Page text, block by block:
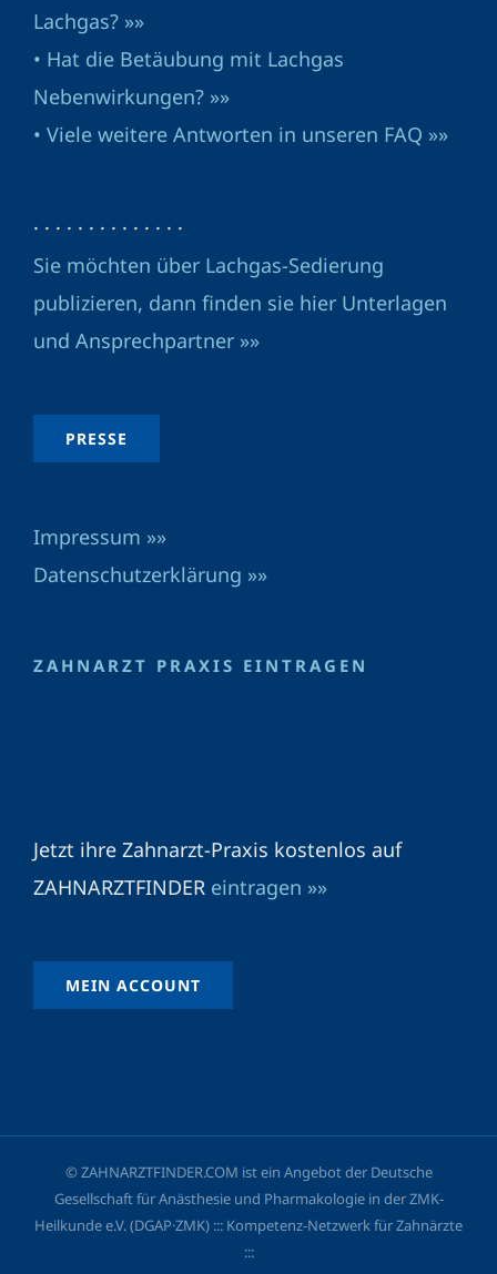
Lachgas? »»
• Hat die Betäubung mit Lachgas
Nebenwirkungen? »»
• Viele weitere Antworten in unseren FAQ »»
· · · · · · · · · · · · · ·
Sie möchten über Lachgas-Sedierung
publizieren, dann finden sie hier Unterlagen
und Ansprechpartner »»
PRESSE
Impressum »»
Datenschutzerklärung »»
ZAHNARZT PRAXIS EINTRAGEN
Jetzt ihre Zahnarzt-Praxis kostenlos auf
ZAHNARZTFINDER eintragen »»
MEIN ACCOUNT
© ZAHNARZTFINDER.COM ist ein Angebot der Deutsche
Gesellschaft für Anästhesie und Pharmakologie in der ZMK-
Heilkunde e.V. (DGAP·ZMK) ::: Kompetenz-Netzwerk für Zahnärzte
:::